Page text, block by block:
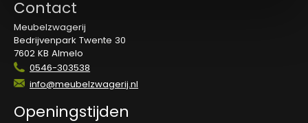
Contact
Meubelzwagerij
Bedrijvenpark Twente 30
7602 KB Almelo
0546-303538
info@meubelzwagerij.nl
Openingstijden